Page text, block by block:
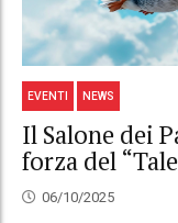
EVENTI NEWS
Il Salone dei
forza del
06/10/2025